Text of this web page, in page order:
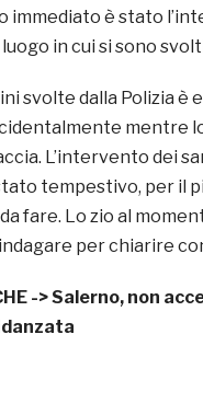
immediato è stato
in cui si sono
svolte dalla Polizia è
mentre
L’intervento dei
tempestivo, per il
fare. Lo zio al
per chiarire
->Salerno, non